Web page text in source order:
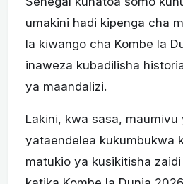
umakini hadi kipenga cha
la kiwango cha Kombe la
inaweza kubadilisha
ya maandalizi.
Lakini, kwa sasa,
yataendelea kukumbukwa
matukio ya kusikitisha